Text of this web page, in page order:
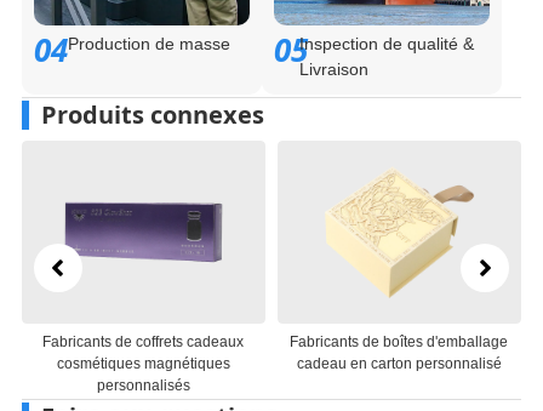
04Production de masse 05Inspection de qualité &
Livraison
Produits connexes
Fabricants de coffrets cadeaux
cosmétiques magnétiques
personnalisés
Fabricants de boîtes d'emballage
cadeau en carton personnalisé